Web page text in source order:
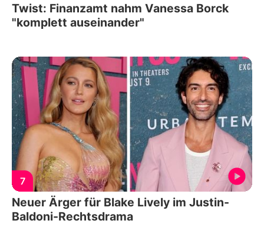
Twist: Finanzamt nahm Vanessa Borck
"komplett auseinander"
7
Neuer Ärger für Blake Lively im Justin-
Baldoni-Rechtsdrama